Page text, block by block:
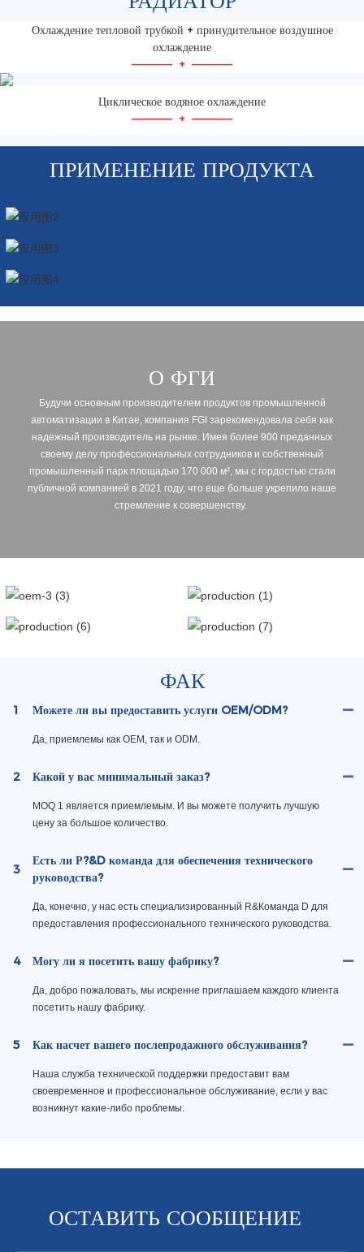
Охлаждение тепловой трубкой + принудительное воздушное
охлаждение
————— + —————
Циклическое водяное охлаждение
————— + —————
ПРИМЕНЕНИЕ ПРОДУКТА
О ФГИ
Будучи основным производителем продуктов промышленной
автоматизации в Китае, компания FGI зарекомендовала себя как
надежный производитель на рынке. Имея более 900 преданных
своему делу профессиональных сотрудников и собственный
промышленный парк площадью 170 000 м², мы с гордостью стали
публичной компанией в 2021 году, что еще больше укрепило наше
стремление к совершенству.
ФАК
1 Можете ли вы предоставить услуги OEM/ODM?
Да, приемлемы как OEM, так и ODM.
2 Какой у вас минимальный заказ?
MOQ 1 является приемлемым. И вы можете получить лучшую
цену за большое количество.
3
Есть ли Р?&D команда для обеспечения технического
руководства?
Да, конечно, у нас есть специализированный R&Команда D для
предоставления профессионального технического руководства.
4 Могу ли я посетить вашу фабрику?
Да, добро пожаловать, мы искренне приглашаем каждого клиента
посетить нашу фабрику.
5 Как насчет вашего послепродажного обслуживания?
Наша служба технической поддержки предоставит вам
своевременное и профессиональное обслуживание, если у вас
возникнут какие-либо проблемы.
ОСТАВИТЬ СООБЩЕНИЕ